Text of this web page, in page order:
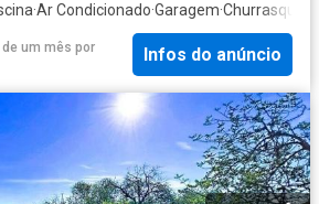
·Ar Condicionado·Garagem·
um mês por
Infos do anúncio